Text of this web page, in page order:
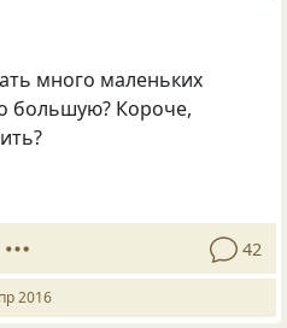
много маленьких
большую? Короче,
42
2016